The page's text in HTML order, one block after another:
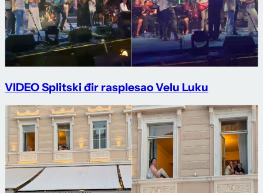
VIDEO Splitski đir rasplesao Velu Luku